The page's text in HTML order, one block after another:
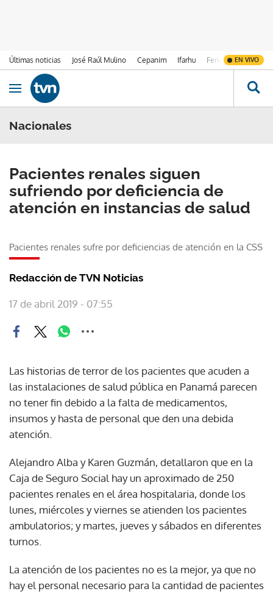
Últimas noticias José Raúl Mulino Cepanim Ifarhu Fenómeno de El
EN VIVO
Ir al contenido
Obrir navegació
Nacionales
Pacientes renales siguen
sufriendo por deficiencia de
atención en instancias de salud
Pacientes renales sufre por deficiencias de atención en la CSS
Redacción de TVN Noticias
17 de abril 2019 - 07:55
Las historias de terror de los pacientes que acuden a
las instalaciones de salud pública en Panamá parecen
no tener fin debido a la falta de medicamentos,
insumos y hasta de personal que den una debida
atención.
Alejandro Alba y Karen Guzmán, detallaron que en la
Caja de Seguro Social hay un aproximado de 250
pacientes renales en el área hospitalaria, donde los
lunes, miércoles y viernes se atienden los pacientes
ambulatorios; y martes, jueves y sábados en diferentes
turnos.
La atención de los pacientes no es la mejor, ya que no
hay el personal necesario para la cantidad de pacientes